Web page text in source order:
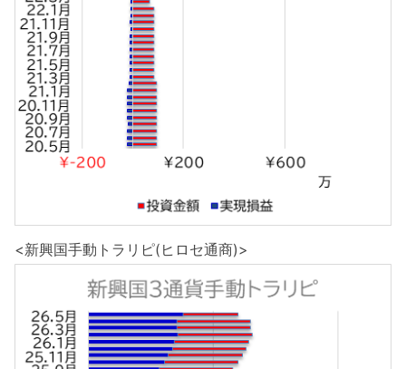
<新興国手動トラリピ(ヒロセ通商)>